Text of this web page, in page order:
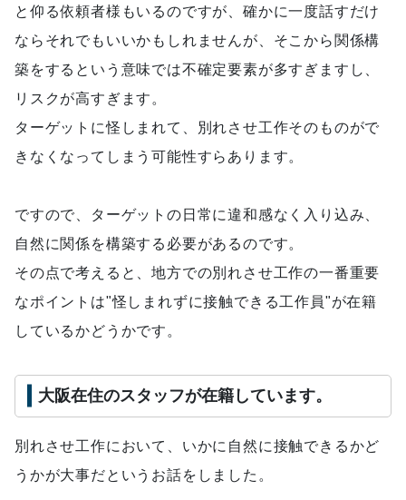
と仰る依頼者様もいるのですが、確かに一度話すだけ
ならそれでもいいかもしれませんが、そこから関係構
築をするという意味では不確定要素が多すぎますし、
リスクが高すぎます。
ターゲットに怪しまれて、別れさせ工作そのものがで
きなくなってしまう可能性すらあります。
ですので、ターゲットの日常に違和感なく入り込み、
自然に関係を構築する必要があるのです。
その点で考えると、地方での別れさせ工作の一番重要
なポイントは"怪しまれずに接触できる工作員"が在籍
しているかどうかです。
大阪在住のスタッフが在籍しています。
別れさせ工作において、いかに自然に接触できるかど
うかが大事だというお話をしました。